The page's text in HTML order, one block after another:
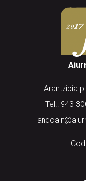
Arantzibia
Tel.: 943